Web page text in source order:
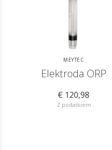
MEYTEC
Elektroda ORP
€ 120,98
Z podatkiem